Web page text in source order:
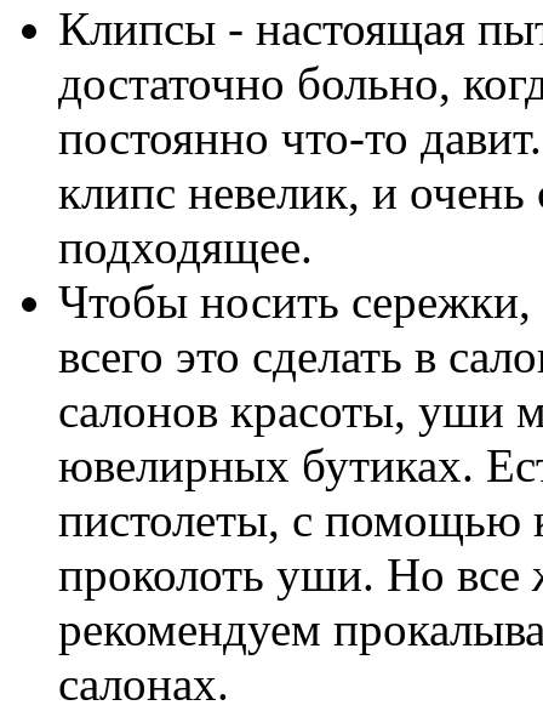
Клипсы - настоящая
достаточно больно,
постоянно что-то
клипс невелик, и
подходящее.
Чтобы носить
всего это сделать в
салонов красоты, уши
ювелирных бутиках.
пистолеты, с помощью
проколоть уши. Но все
рекомендуем
салонах.